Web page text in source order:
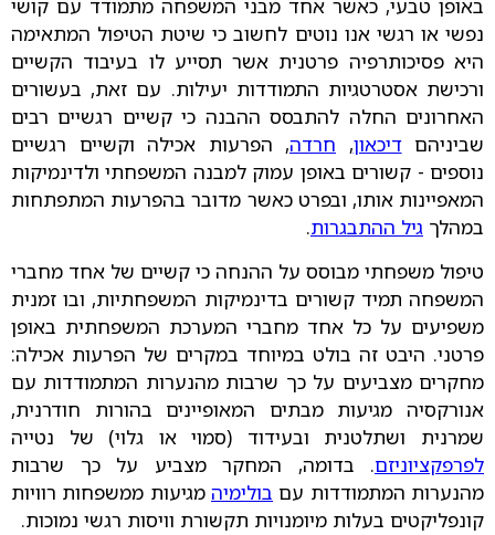
באופן טבעי, כאשר אחד מבני המשפחה מתמודד עם קושי
נפשי או רגשי אנו נוטים לחשוב כי שיטת הטיפול המתאימה
היא פסיכותרפיה פרטנית אשר תסייע לו בעיבוד הקשיים
ורכישת אסטרטגיות התמודדות יעילות. עם זאת, בעשורים
האחרונים החלה להתבסס ההבנה כי קשיים רגשיים רבים
שביניהםדיכאון, חרדה, הפרעות אכילה וקשיים רגשיים
נוספים - קשורים באופן עמוק למבנה המשפחתי ולדינמיקות
המאפיינות אותו, ובפרט כאשר מדובר בהפרעות המתפתחות
במהלך גיל ההתבגרות.
טיפול משפחתי מבוסס על ההנחה כי קשיים של אחד מחברי
המשפחה תמיד קשורים בדינמיקות המשפחתיות, ובו זמנית
משפיעים על כל אחד מחברי המערכת המשפחתית באופן
פרטני. היבט זה בולט במיוחד במקרים של הפרעות אכילה:
מחקרים מצביעים על כך שרבות מהנערות המתמודדות עם
אנורקסיה מגיעות מבתים המאופיינים בהורות חודרנית,
שמרנית ושתלטנית ובעידוד (סמוי או גלוי) של נטייה
לפרפקציוניזם. בדומה, המחקר מצביע על כך שרבות
מהנערות המתמודדות עם בולימיה מגיעות ממשפחות רוויות
קונפליקטים בעלות מיומנויות תקשורת וויסות רגשי נמוכות.